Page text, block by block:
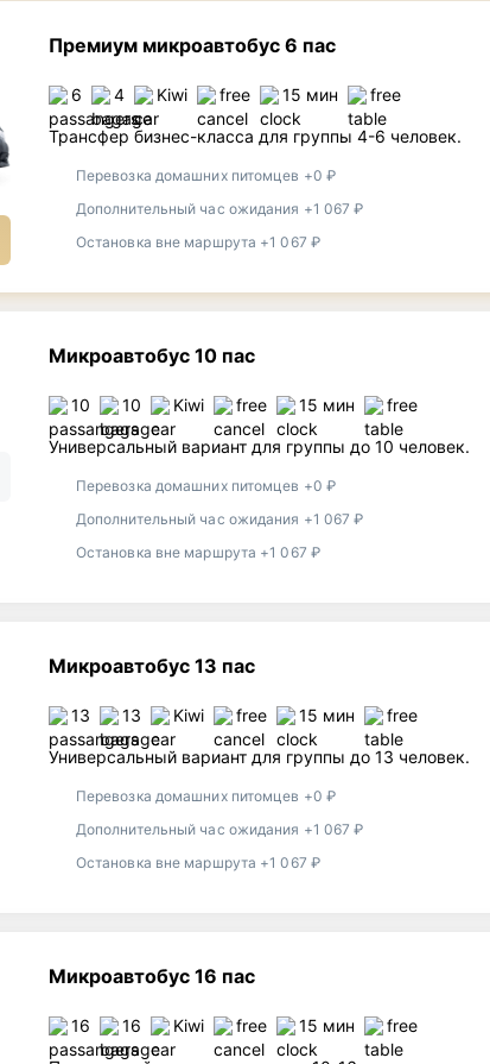
Премиум микроавтобус 6 пас
6 4 Kiwi free 15 мин free
Трансфер бизнес-класса для группы 4-6 человек.
Перевозка домашних питомцев +0 ₽
Дополнительный час ожидания +1 067 ₽
Остановка вне маршрута +1 067 ₽
Микроавтобус 10 пас
10 10 Kiwi free 15 мин free
Универсальный вариант для группы до 10 человек.
Перевозка домашних питомцев +0 ₽
Дополнительный час ожидания +1 067 ₽
Остановка вне маршрута +1 067 ₽
Микроавтобус 13 пас
13 13 Kiwi free 15 мин free
Универсальный вариант для группы до 13 человек.
Перевозка домашних питомцев +0 ₽
Дополнительный час ожидания +1 067 ₽
Остановка вне маршрута +1 067 ₽
Микроавтобус 16 пас
16 16 Kiwi free 15 мин free